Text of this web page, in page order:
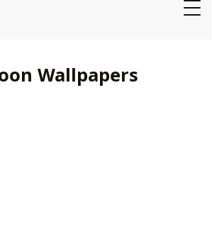
Wallpapers